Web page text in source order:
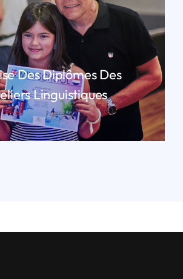
Des Diplômes Des
Linguistiques
LIRE PLUS